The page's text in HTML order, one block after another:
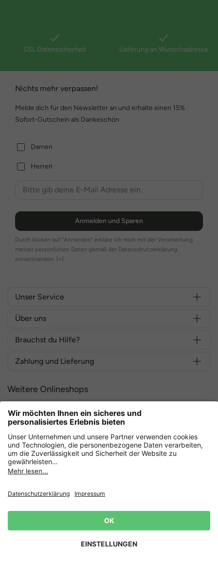
SSL Datensicherheit Lieferung an Wunschadresse
Nichts mehr verpassen!
Melde dich für den Newsletter an und erhalte einen 15%
Sofort-Gutschein als Dankeschön
Damen
Herren
Anmelden und Sparen
Durch klicken auf "Anmelden" erkläre ich mich mit der Verarbeitung
meiner persönlichen Daten gemäß der Datenschutzerklärung
einverstanden. [+]
Unser Service
Über uns
Brauchst du Hilfe?
Zahlung und Lieferung
Weitere Onlineshops
Deutschland
Sicher einkaufen mit
AGB
Lieferbedingungen
Impressum Cookie Einstellungen